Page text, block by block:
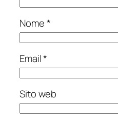
Nome*
Email*
Sito web